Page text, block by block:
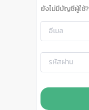
ยังไม่มีบัญชีผู้ใช้?